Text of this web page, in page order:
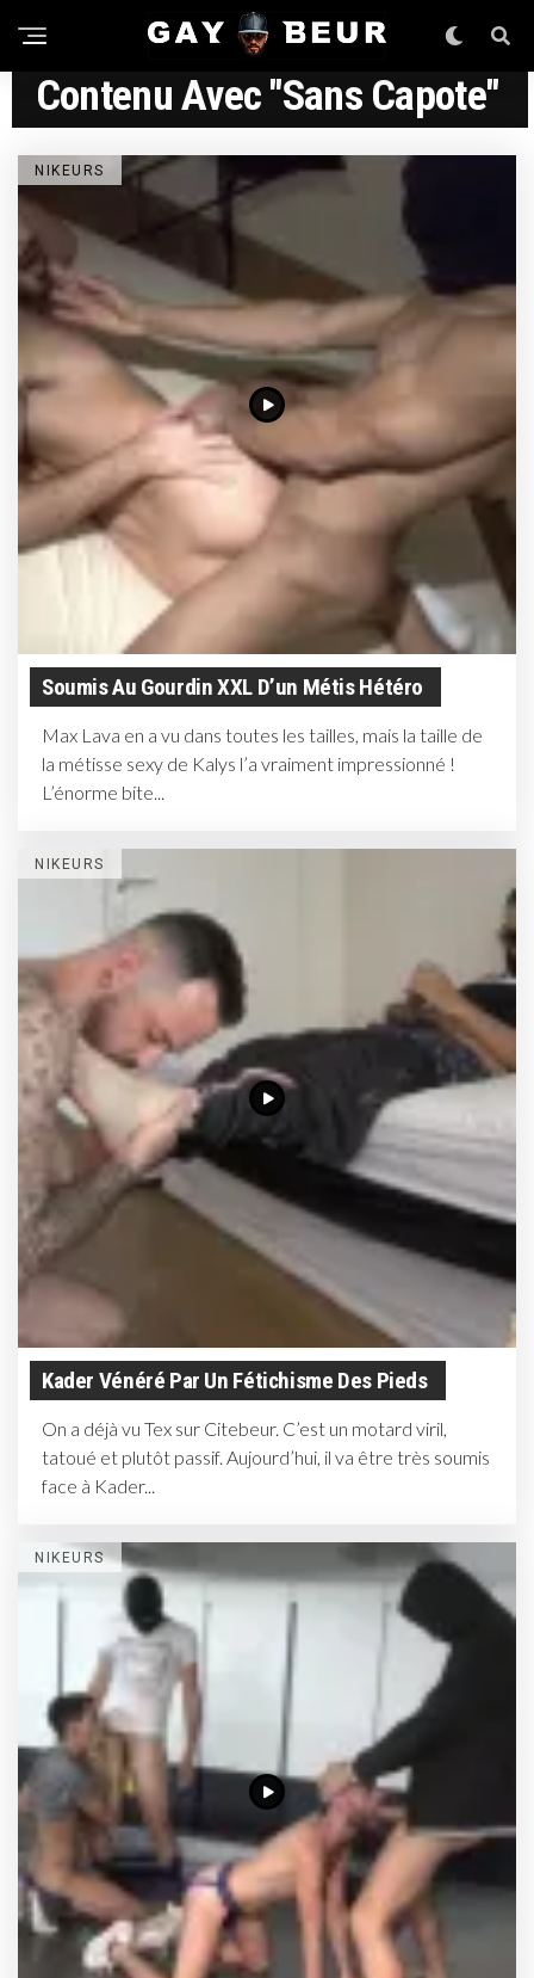
Contenu Avec "sans Capote"
NIKEURS
Soumis Au Gourdin XXL D’un Métis Hétéro
Max Lava en a vu dans toutes les tailles, mais la taille de
la métisse sexy de Kalys l’a vraiment impressionné !
L’énorme bite...
NIKEURS
Kader Vénéré Par Un Fétichisme Des Pieds
On a déjà vu Tex sur Citebeur. C’est un motard viril,
tatoué et plutôt passif. Aujourd’hui, il va être très soumis
face à Kader...
NIKEURS